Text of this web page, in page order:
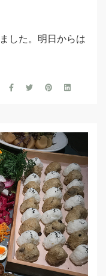
した。明日からは